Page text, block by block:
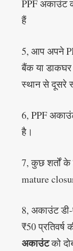
PPF अकाउंट
हैं
5, आप अपने
बैंक या
स्थान से दूसरे
6, PPF
है।
7, कुछ शर्तों
mature
8, अकाउंट
₹50
अकाउंटको